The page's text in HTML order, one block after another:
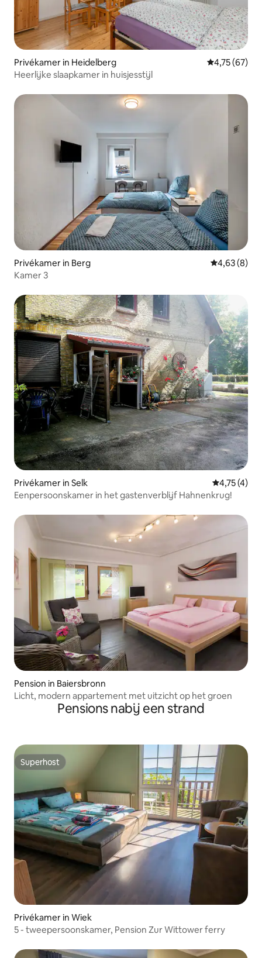
Privékamer in Heidelberg Gemiddelde
4,75 (67)
Heerlijke slaapkamer in huisjesstijl
Privékamer in Berg Gemiddelde
4,63 (8)
Kamer 3
Privékamer in Selk
4,75 (4)
Eenpersoonskamer in het gastenverblijf Hahnenkrug!
Pension in Baiersbronn
Licht, modern appartement met uitzicht op het groen
Pensions nabij een strand
Superhost
Superhost
Privékamer in Wiek
5 - tweepersoonskamer, Pension Zur Wittower ferry